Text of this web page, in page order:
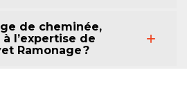
de cheminée,
l’expertise de
Ramonage ?